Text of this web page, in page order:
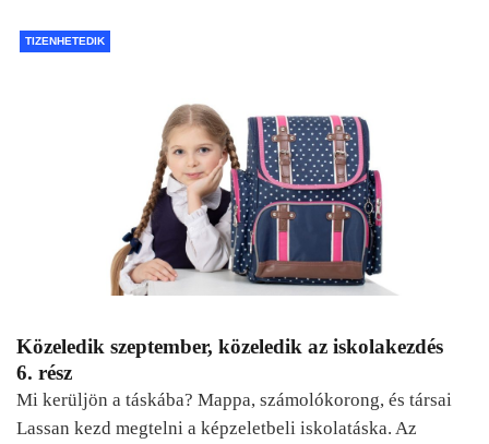
TIZENHETEDIK
Közeledik szeptember, közeledik az iskolakezdés
6. rész
Mi kerüljön a táskába? Mappa, számolókorong, és társai
Lassan kezd megtelni a képzeletbeli iskolatáska. Az